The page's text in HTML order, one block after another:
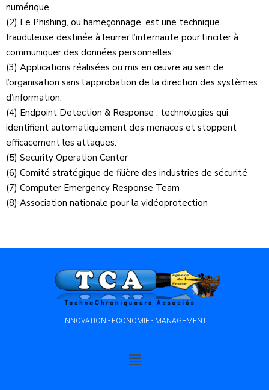
numérique
(2) Le Phishing, ou hameçonnage, est une technique
frauduleuse destinée à leurrer l’internaute pour l’inciter à
communiquer des données personnelles.
(3) Applications réalisées ou mis en œuvre au sein de
l’organisation sans l’approbation de la direction des systèmes
d’information.
(4) Endpoint Detection & Response : technologies qui
identifient automatiquement des menaces et stoppent
efficacement les attaques.
(5) Security Operation Center
(6) Comité stratégique de filière des industries de sécurité
(7) Computer Emergency Response Team
(8) Association nationale pour la vidéoprotection
INNOVATION - ECONOMIE - MANAGEMENT